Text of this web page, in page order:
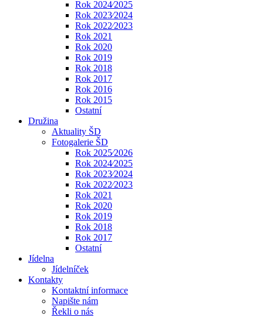
Rok 2024⁄2025
Rok 2023⁄2024
Rok 2022⁄2023
Rok 2021
Rok 2020
Rok 2019
Rok 2018
Rok 2017
Rok 2016
Rok 2015
Ostatní
Družina
Aktuality ŠD
Fotogalerie ŠD
Rok 2025⁄2026
Rok 2024⁄2025
Rok 2023⁄2024
Rok 2022⁄2023
Rok 2021
Rok 2020
Rok 2019
Rok 2018
Rok 2017
Ostatní
Jídelna
Jídelníček
Kontakty
Kontaktní informace
Napište nám
Řekli o nás